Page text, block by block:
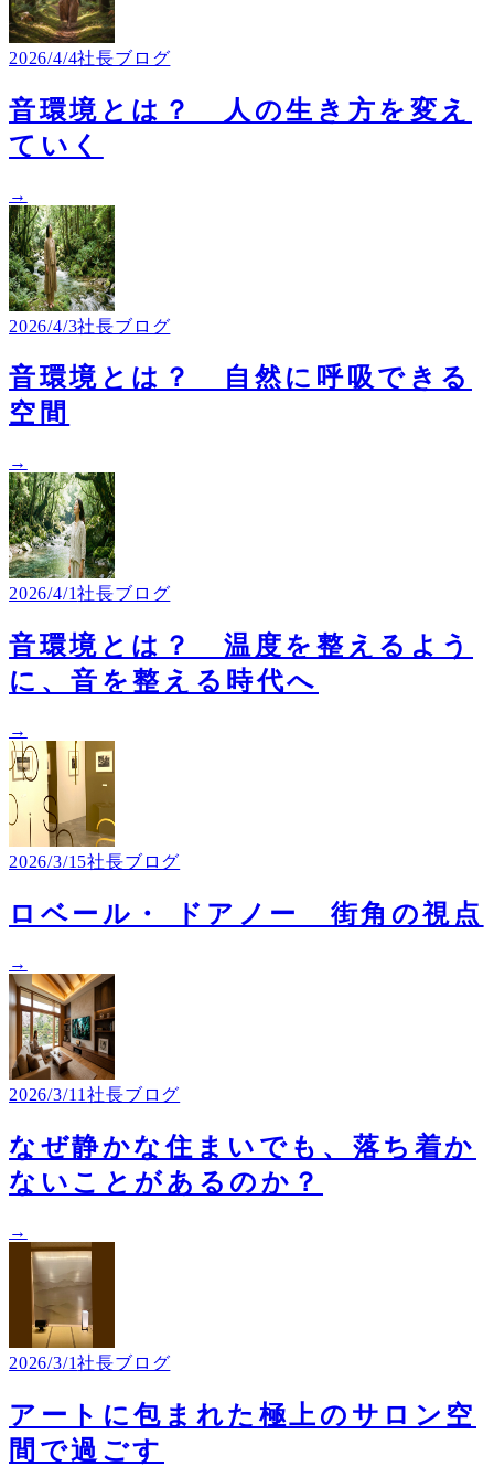
2026/4/4社長ブログ
音環境とは？ 人の生き方を変え
ていく
→
2026/4/3社長ブログ
音環境とは？ 自然に呼吸できる
空間
→
2026/4/1社長ブログ
音環境とは？ 温度を整えるよう
に、音を整える時代へ
→
2026/3/15社長ブログ
ロベール・ ドアノー 街角の視点
→
2026/3/11社長ブログ
なぜ静かな住まいでも、落ち着か
ないことがあるのか？
→
2026/3/1社長ブログ
アートに包まれた極上のサロン空
間で過ごす